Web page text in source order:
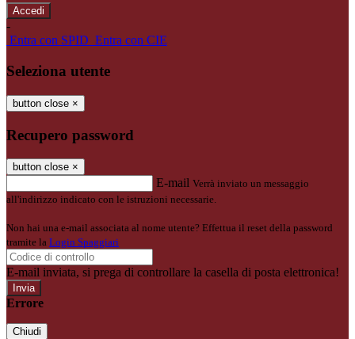
-
Entra con SPID Entra con CIE
Seleziona utente
button close ×
Recupero password
button close ×
E-mail Verrà inviato un messaggio
all'indirizzo indicato con le istruzioni necessarie.
Non hai una e-mail associata al nome utente? Effettua il reset della password
tramite la Login Spaggiari
E-mail inviata, si prega di controllare la casella di posta elettronica!
Errore
Chiudi